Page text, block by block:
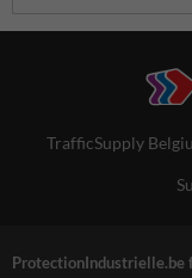
TrafficSupply
ProtectionIndustrielle.be